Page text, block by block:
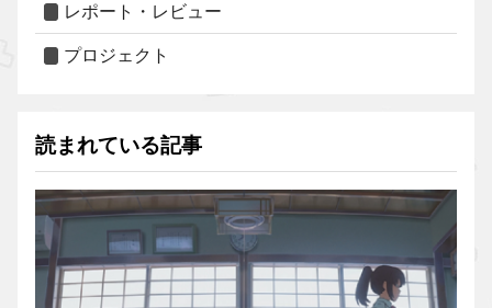
レポート・レビュー
プロジェクト
読まれている記事